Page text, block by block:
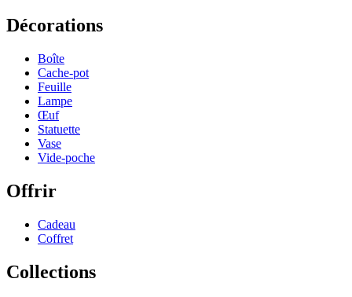
Décorations
Boîte
Cache-pot
Feuille
Lampe
Œuf
Statuette
Vase
Vide-poche
Offrir
Cadeau
Coffret
Collections